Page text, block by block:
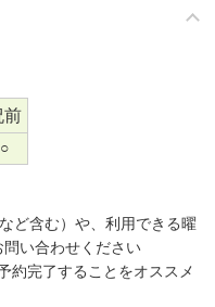
前
○
ど含む）や、利用できる曜
い合わせください
約完了することをオススメ